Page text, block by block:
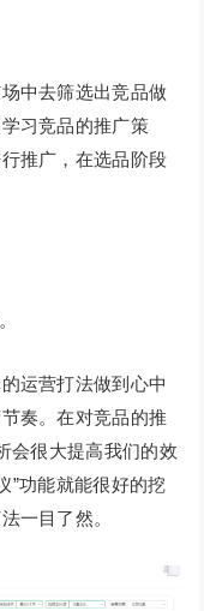
中去筛选出竞品做
习竞品的推广策
推广，在选品阶段
运营打法做到心中
奏。在对竞品的推
会很大提高我们的效
”功能就能很好的挖
一目了然。